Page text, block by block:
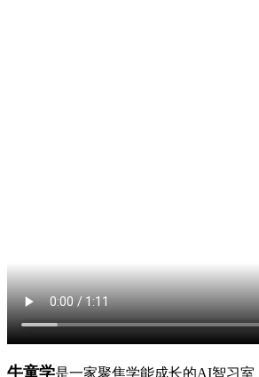
牛童学是一家聚焦学能成长的AI智习